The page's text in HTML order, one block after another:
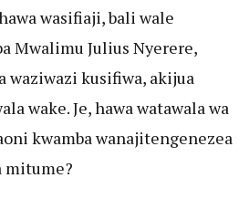
wasifiaji, bali wale
Mwalimu Julius Nyerere,
waziwazi kusifiwa, akijua
wake. Je, hawa watawala wa
kwamba wanajitengenezea
mitume?